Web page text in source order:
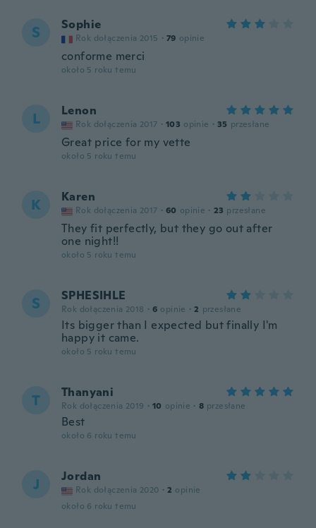
S Sophie
Rok dołączenia 2015 · 79 opinie
conforme merci
około 5 roku temu
L Lenon
Rok dołączenia 2017 · 103 opinie · 35 przesłane
Great price for my vette
około 5 roku temu
K Karen
Rok dołączenia 2017 · 60 opinie · 23 przesłane
They fit perfectly, but they go out after
one night!!
około 5 roku temu
S SPHESIHLE
Rok dołączenia 2018 · 6 opinie · 2 przesłane
Its bigger than I expected but finally I'm
happy it came.
około 5 roku temu
T Thanyani
Rok dołączenia 2019 · 10 opinie · 8 przesłane
Best
około 6 roku temu
J Jordan
Rok dołączenia 2020 · 2 opinie
około 6 roku temu